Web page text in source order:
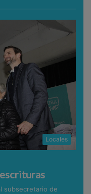
Locales
subsecretario de